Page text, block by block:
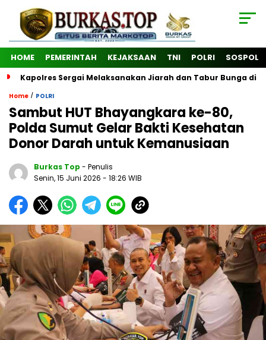
HOME PEMERINTAH KEJAKSAAN TNI POLRI SOSPOL
Kapolres Sergai Melaksanakan Jiarah dan Tabur Bunga di
Home / POLRI
Sambut HUT Bhayangkara ke-80,
Polda Sumut Gelar Bakti Kesehatan
Donor Darah untuk Kemanusiaan
Burkas Top - Penulis
Senin, 15 Juni 2026 - 18:26 WIB